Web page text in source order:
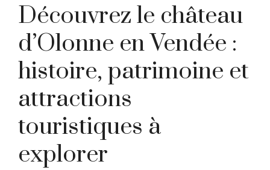
Découvrez le château
d’Olonne en Vendée :
histoire, patrimoine et
attractions
touristiques à
explorer